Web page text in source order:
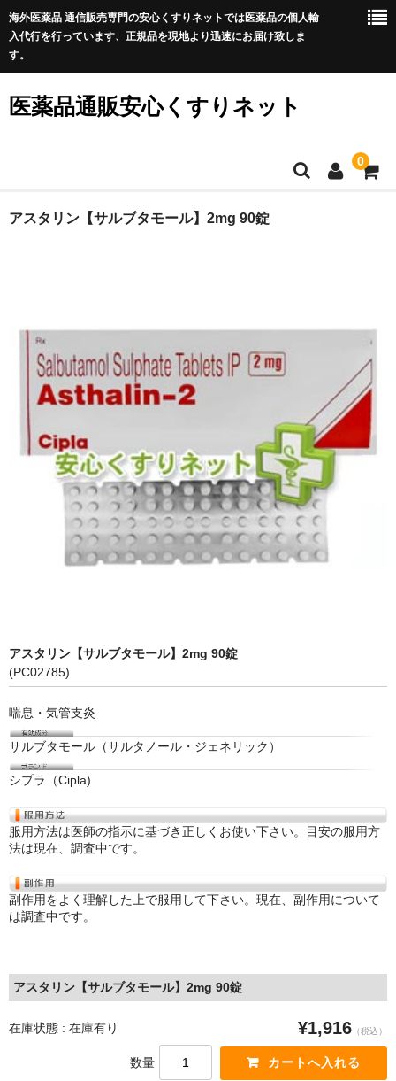
海外医薬品 通信販売専門の安心くすりネットでは医薬品の個人輸
入代行を行っています、正規品を現地より迅速にお届け致しま
す。
医薬品通販安心くすりネット
0
ホーム
良くある質問
プライバシーポリシー
アスタリン【サルブタモール】2mg 90錠
アスタリン【サルブタモール】2mg 90錠
(PC02785)
喘息・気管支炎
サルブタモール（サルタノール・ジェネリック）
シプラ（Cipla)
服用方法は医師の指示に基づき正しくお使い下さい。目安の服用方
法は現在、調査中です。
副作用をよく理解した上で服用して下さい。現在、副作用について
は調査中です。
アスタリン【サルブタモール】2mg 90錠
在庫状態 : 在庫有り ¥1,916 （税込）
数量